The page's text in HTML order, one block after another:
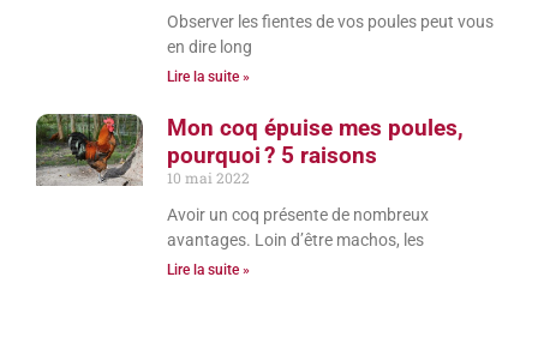
Observer les fientes de vos poules peut vous
en dire long
Lire la suite »
Mon coq épuise mes poules,
pourquoi ? 5 raisons
10 mai 2022
Avoir un coq présente de nombreux
avantages. Loin d’être machos, les
Lire la suite »